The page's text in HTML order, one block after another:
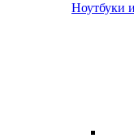
Ноутбуки